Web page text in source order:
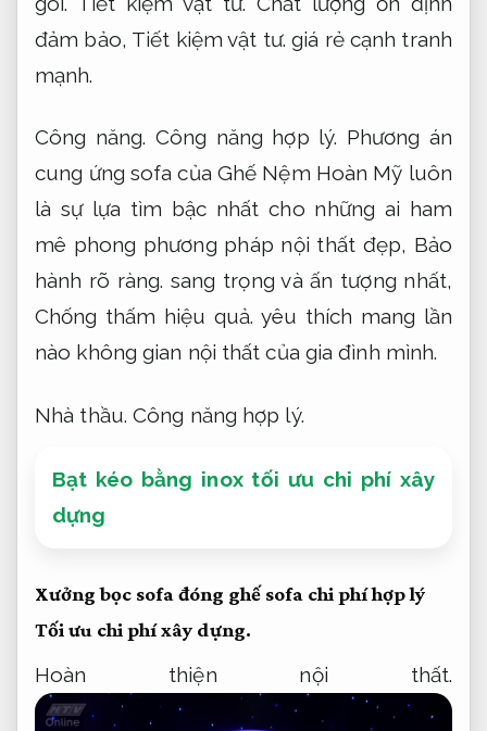
đảm bảo, Tiết kiệm vật tư. giá rẻ cạnh tranh
mạnh.
Công năng. Công năng hợp lý. Phương án
cung ứng sofa của Ghế Nệm Hoàn Mỹ luôn
là sự lựa tìm bậc nhất cho những ai ham
mê phong phương pháp nội thất đẹp, Bảo
hành rõ ràng. sang trọng và ấn tượng nhất,
Chống thấm hiệu quả. yêu thích mang lần
nào không gian nội thất của gia đình mình.
Nhà thầu. Công năng hợp lý.
Bạt kéo bằng inox tối ưu chi phí xây
dựng
Xưởng bọc sofa đóng ghế sofa chi phí hợp lý
Tối ưu chi phí xây dựng.
Hoàn thiện nội thất.